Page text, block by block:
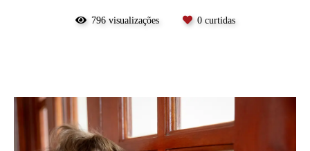
796visualizações 0curtidas